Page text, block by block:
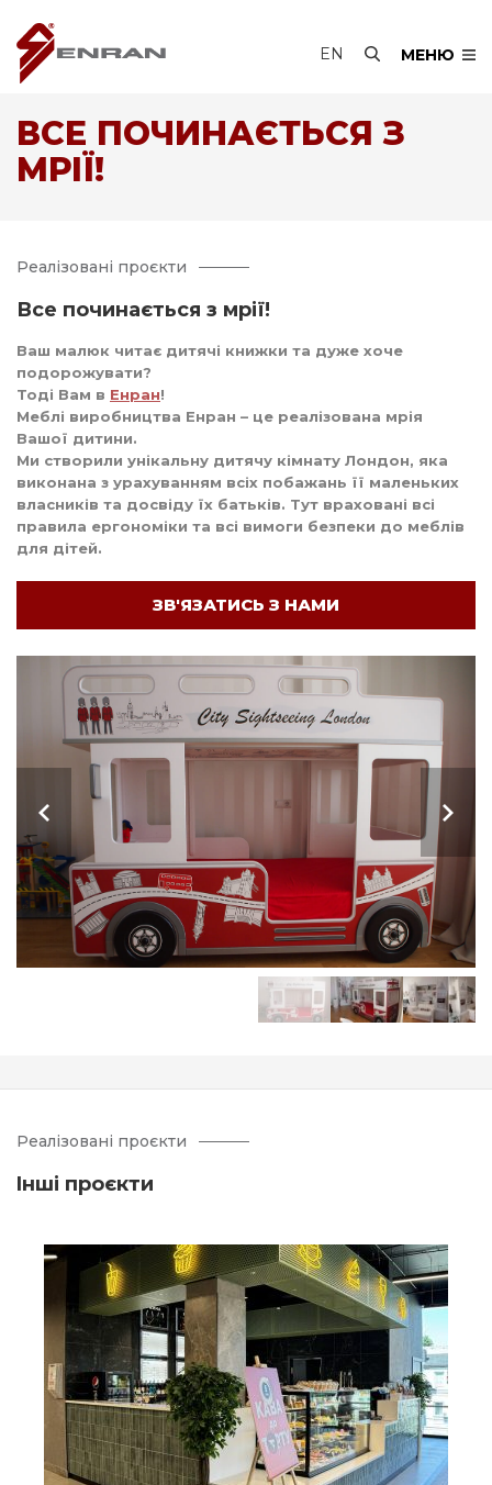
EN МЕНЮ
ВСЕ ПОЧИНАЄТЬСЯ З
МРІЇ!
Реалізовані проєкти
Все починається з мрії!
Ваш малюк читає дитячі книжки та дуже хоче
подорожувати?
Тоді Вам в Енран!
Меблі виробництва Енран – це реалізована мрія
Вашої дитини.
Ми створили унікальну дитячу кімнату Лондон, яка
виконана з урахуванням всіх побажань її маленьких
власників та досвіду їх батьків. Тут враховані всі
правила ергономіки та всі вимоги безпеки до меблів
для дітей.
ЗВ'ЯЗАТИСЬ З НАМИ
Реалізовані проєкти
Iнші проєкти